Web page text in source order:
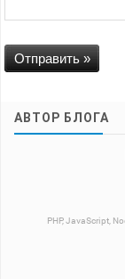
АВТОР БЛОГА
PHP, JavaScript,